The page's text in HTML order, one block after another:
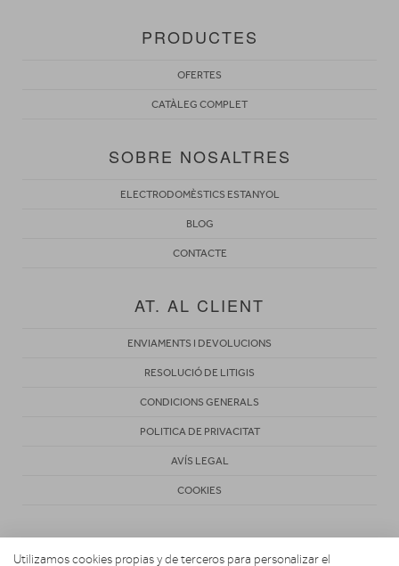
PRODUCTES
OFERTES
CATÀLEG COMPLET
SOBRE NOSALTRES
ELECTRODOMÈSTICS ESTANYOL
BLOG
CONTACTE
AT. AL CLIENT
ENVIAMENTS I DEVOLUCIONS
RESOLUCIÓ DE LITIGIS
CONDICIONS GENERALS
POLITICA DE PRIVACITAT
AVÍS LEGAL
COOKIES
Utilizamos cookies propias y de terceros para personalizar el